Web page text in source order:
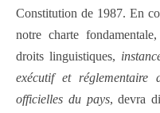
Constitution de 1987. En
notre charte
droits linguistiques,
exécutif et réglementaire
officielles du pays, devra